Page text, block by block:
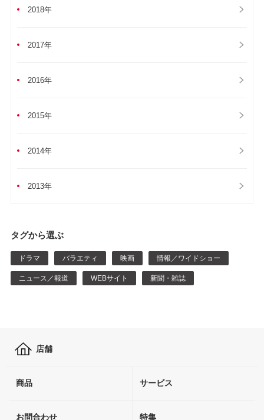
2018年
2017年
2016年
2015年
2014年
2013年
タグから選ぶ
ドラマ バラエティ 映画 情報／ワイドショー
ニュース／報道 WEBサイト 新聞・雑誌
店舗
商品 サービス
お問合わせ 特集